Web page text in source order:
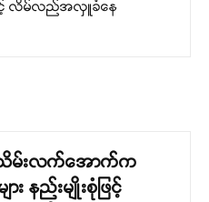
ြင့် လိမ်လည်အလှူခံနေ
မ်းလက်အောက်က
ား နည်းမျိုးစုံဖြင့်